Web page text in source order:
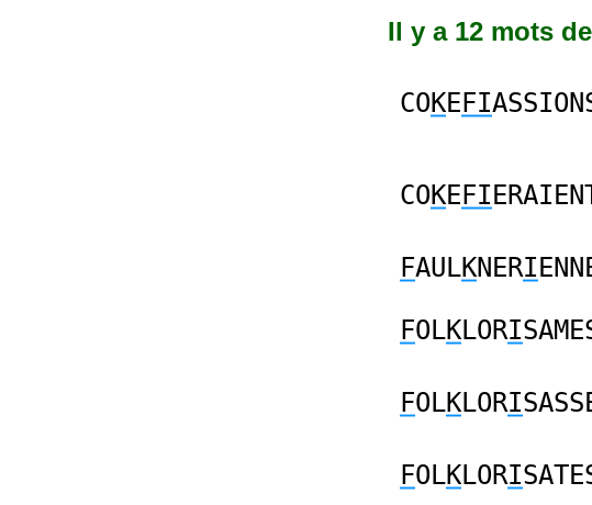
Il y a 12 mots
COKE FI
COKE FI
FAULKNERI
FOLKLORI
FOLKLORI
FOLKLORI